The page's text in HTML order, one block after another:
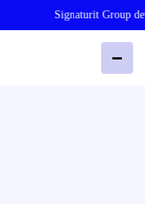
Signaturit Group